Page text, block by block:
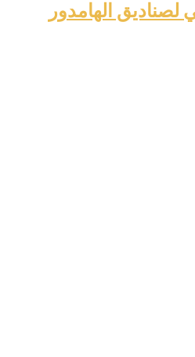
لصناديق الهامدور